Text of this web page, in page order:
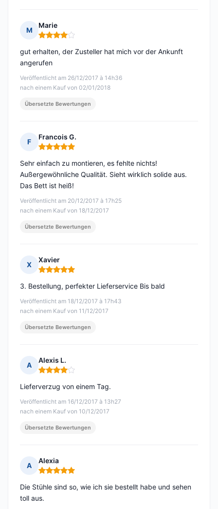
M
Marie
Hinweis: 4 von 5
Veröffentlicht am 26/12/2017 à 14h36
nach einem Kauf von 02/01/2018
gut erhalten, der Zusteller hat mich vor der Ankunft
angerufen
Übersetzte Bewertungen
F
Francois G.
Hinweis: 5 von 5
Veröffentlicht am 20/12/2017 à 17h25
nach einem Kauf von 18/12/2017
Sehr einfach zu montieren, es fehlte nichts!
Außergewöhnliche Qualität. Sieht wirklich solide aus.
Das Bett ist heiß!
Übersetzte Bewertungen
X
Xavier
Hinweis: 5 von 5
Veröffentlicht am 18/12/2017 à 17h43
nach einem Kauf von 11/12/2017
3. Bestellung, perfekter Lieferservice Bis bald
Übersetzte Bewertungen
A
Alexis L.
Hinweis: 4 von 5
Veröffentlicht am 16/12/2017 à 13h27
nach einem Kauf von 10/12/2017
Lieferverzug von einem Tag.
Übersetzte Bewertungen
A
Alexia
Hinweis: 5 von 5
Die Stühle sind so, wie ich sie bestellt habe und sehen
toll aus.